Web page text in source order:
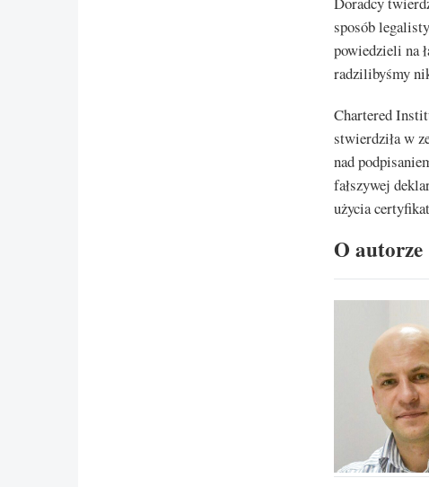
sposób
powiedzieli na
radzilibyśmy
Chartered
stwierdziła w
nad
fałszywej
użycia
O autorze